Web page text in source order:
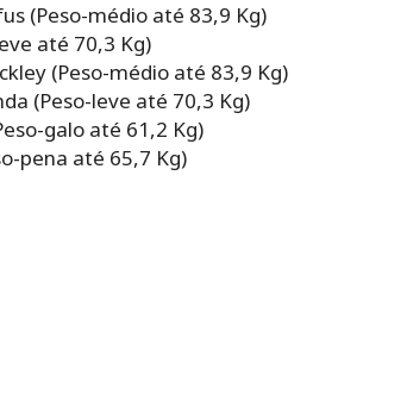
(Peso-médio até 83,9 Kg)
até 70,3 Kg)
(Peso-médio até 83,9 Kg)
(Peso-leve até 70,3 Kg)
galo até 61,2 Kg)
pena até 65,7 Kg)